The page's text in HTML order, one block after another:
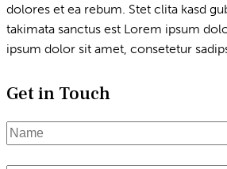
dolores et ea rebum. Stet clita kasd
takimata sanctus est Lorem ipsum
ipsum dolor sit amet, consetetur
Get in Touch